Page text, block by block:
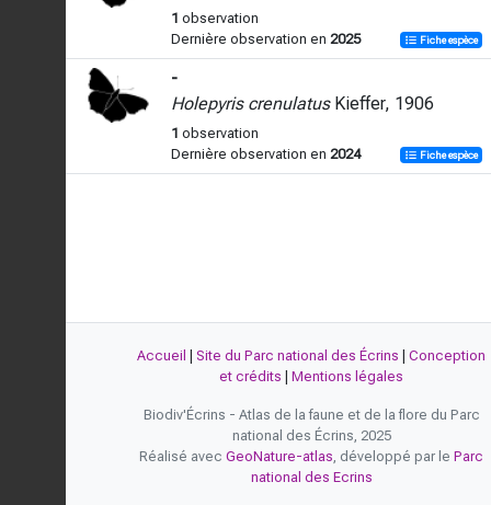
1 observation
Dernière observation en 2025 Fiche espèce
-
Holepyris crenulatusKieffer, 1906
1 observation
Dernière observation en 2024 Fiche espèce
Accueil Site du Parc national des Écrins
Conception
et crédits
Mentions légales
Biodiv'Écrins - Atlas de la faune et de la flore du Parc
national des Écrins, 2025
Réalisé avec GeoNature-atlas, développé par le Parc
national des Ecrins